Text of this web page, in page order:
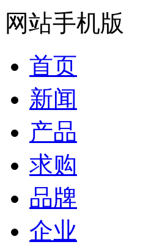
网站手机版
首页
新闻
产品
求购
品牌
企业